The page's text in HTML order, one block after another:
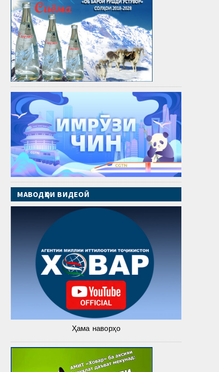
МАВОДҲОИ ВИДЕОӢ
Ҳама наворҳо